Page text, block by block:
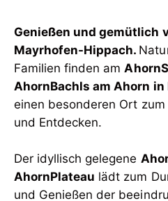
Genießen und gemütlich
Mayrhofen-Hippach.
Familien finden am
AhornBachls am Ahorn
einen besonderen Ort zum
und Entdecken.
Der idyllisch gelegene
AhornPlateau lädt zum
und Genießen der